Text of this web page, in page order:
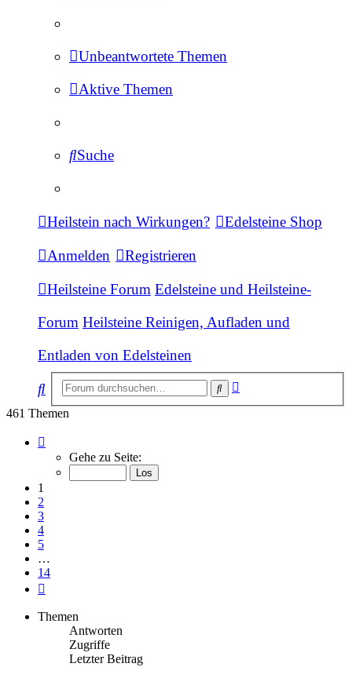
Unbeantwortete Themen
Aktive Themen
Suche
Heilstein nach Wirkungen? Edelsteine Shop
Anmelden Registrieren
Heilsteine Forum Edelsteine und Heilsteine-
Forum Heilsteine Reinigen, Aufladen und
Entladen von Edelsteinen
Suche
Suche
461 Themen
von
Gehe zu Seite:
1
2
3
4
5
…
14
Themen
Antworten
Zugriffe
Letzter Beitrag